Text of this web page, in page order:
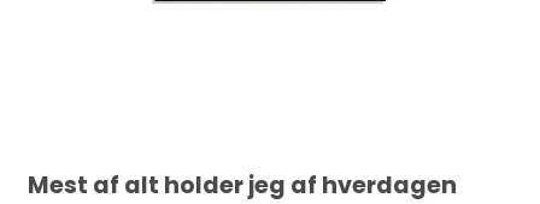
Mest af alt holder jeg af hverdagen